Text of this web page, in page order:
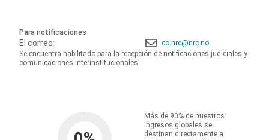
Para notificaciones
El correo:
co.nrc@nrc.no
Se encuentra habilitado para la recepción de notificaciones judiciales y
comunicaciones interinstitucionales.
Más de 90% de nuestros
ingresos globales se
destinan directamente a